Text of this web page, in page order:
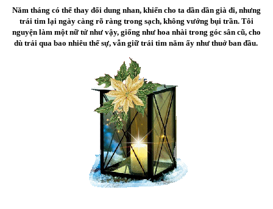
Năm tháng có thể thay đổi dung nhan, khiến cho ta dần dần già đi, nhưng
trái tim lại ngày càng rõ ràng trong sạch, không vướng bụi trần. Tôi
nguyện làm một nữ tử như vậy, giống như hoa nhài trong góc sân cũ, cho
dù trải qua bao nhiêu thế sự, vẫn giữ trái tim năm ấy như thuở ban đầu.